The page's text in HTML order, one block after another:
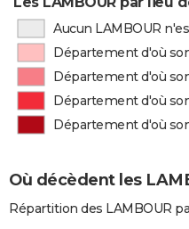
Aucun LAMBOUR
Département d'où
Département d'où
Département d'où
Département d'où
Où décèdent les
Répartition des LAMBOUR